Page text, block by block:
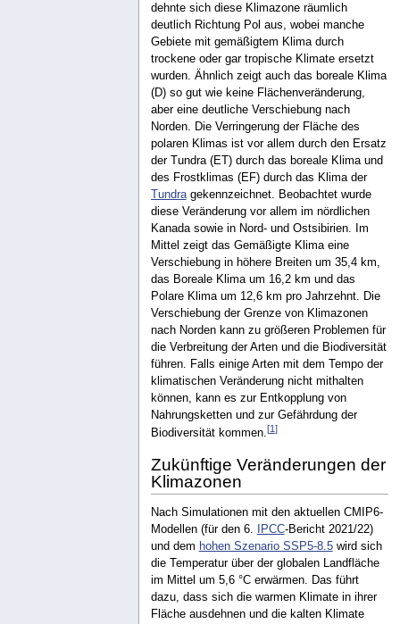
dehnte sich diese Klimazone räumlich
deutlich Richtung Pol aus, wobei manche
Gebiete mit gemäßigtem Klima durch
trockene oder gar tropische Klimate ersetzt
wurden. Ähnlich zeigt auch das boreale Klima
(D) so gut wie keine Flächenveränderung,
aber eine deutliche Verschiebung nach
Norden. Die Verringerung der Fläche des
polaren Klimas ist vor allem durch den Ersatz
der Tundra (ET) durch das boreale Klima und
des Frostklimas (EF) durch das Klima der
Tundragekennzeichnet. Beobachtet wurde
diese Veränderung vor allem im nördlichen
Kanada sowie in Nord- und Ostsibirien. Im
Mittel zeigt das Gemäßigte Klima eine
Verschiebung in höhere Breiten um 35,4 km,
das Boreale Klima um 16,2 km und das
Polare Klima um 12,6 km pro Jahrzehnt. Die
Verschiebung der Grenze von Klimazonen
nach Norden kann zu größeren Problemen für
die Verbreitung der Arten und die Biodiversität
führen. Falls einige Arten mit dem Tempo der
klimatischen Veränderung nicht mithalten
können, kann es zur Entkopplung von
Nahrungsketten und zur Gefährdung der
Biodiversität kommen.[1 ]
Zukünftige Veränderungen der
Klimazonen
Nach Simulationen mit den aktuellen CMIP6-
Modellen (für den 6.
IPCC-Bericht 2021/22)
und dem hohen Szenario SSP5-8.5wird sich
die Temperatur über der globalen Landfläche
im Mittel um 5,6 °C erwärmen. Das führt
dazu, dass sich die warmen Klimate in ihrer
Fläche ausdehnen und die kalten Klimate